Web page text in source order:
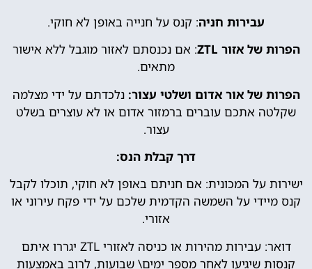
עבירות חניה: קנס על חנייה באופן לא חוקי.
הפרות של אזור ZTL
: אם נכנסתם לאזור מוגבל ללא אישור
מתאים.
הפרות של אור אדום ושלטי עצור: נלכדתם על ידי מצלמה
שקלטה אתכם עוברים ברמזור אדום או לא עוצרים בשלט
עצור.
דרך קבלת הנס:
ישירות על המכונית: אם חניתם באופן לא חוקי, תוכלו לקבל
קנס מיידי על השמשה הקדמית שלכם על ידי פקח עירוני או
אזורי.
דואר: עבירות מהירות או כניסה לאזורי ZTL יגררו איתם
קנסות שיגיעו לאחר מספר ימים\ שבועות, לרוב באמצעות